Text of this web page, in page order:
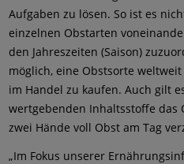
Aufgaben zu lösen. So ist es
einzelnen Obstarten
den Jahreszeiten (Saison)
möglich, eine Obstsorte
im Handel zu kaufen. Auch gilt
wertgebenden Inhaltsstoffe das
zwei Hände voll Obst am Tag
„Im Fokus unserer